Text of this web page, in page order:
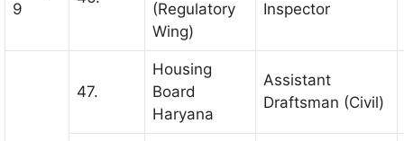
9
(Regulatory
Wing)
Inspector
47.
Housing
Board
Haryana
Assistant
Draftsman (Civil)